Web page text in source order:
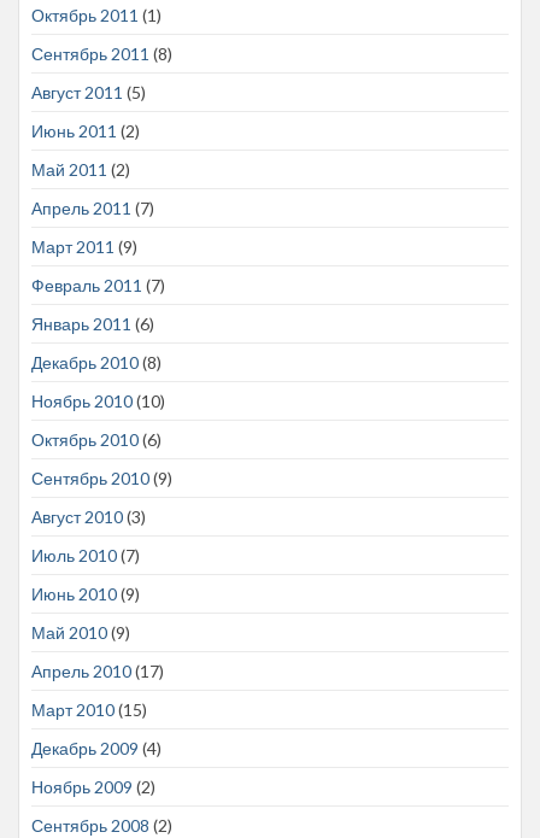
Октябрь 2011 (1)
Сентябрь 2011 (8)
Август 2011 (5)
Июнь 2011 (2)
Май 2011 (2)
Апрель 2011 (7)
Март 2011 (9)
Февраль 2011 (7)
Январь 2011 (6)
Декабрь 2010(8)
Ноябрь 2010(10)
Октябрь 2010(6)
Сентябрь 2010(9)
Август 2010(3)
Июль 2010(7)
Июнь 2010(9)
Май 2010(9)
Апрель 2010(17)
Март 2010(15)
Декабрь 2009 (4)
Ноябрь 2009 (2)
Сентябрь 2008 (2)